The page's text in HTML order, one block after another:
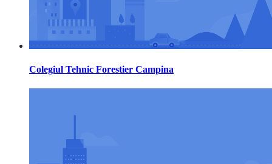
Colegiul Tehnic Forestier Campina